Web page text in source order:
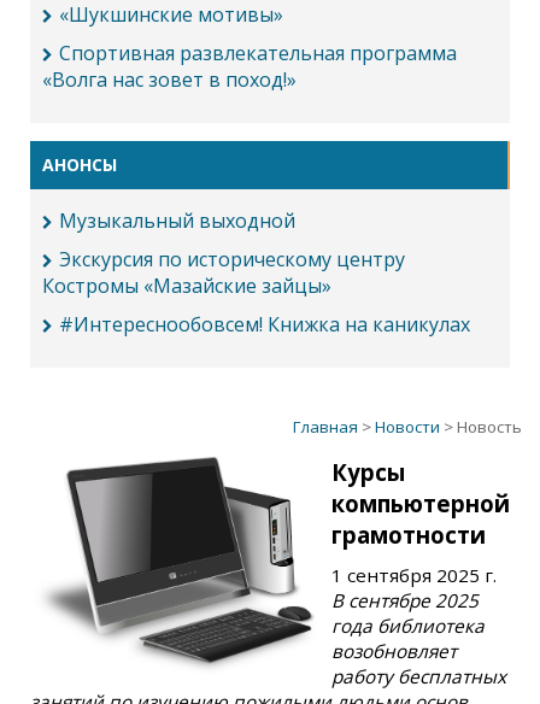
«Шукшинские мотивы»
Спортивная развлекательная программа
«Волга нас зовет в поход!»
АНОНСЫ
Музыкальный выходной
Экскурсия по историческому центру
Костромы «Мазайские зайцы»
#Интереснообовсем! Книжка на каникулах
Главная >Новости > Новость
Курсы
компьютерной
грамотности
1 сентября 2025 г.
В сентябре 2025
года библиотека
возобновляет
работу бесплатных